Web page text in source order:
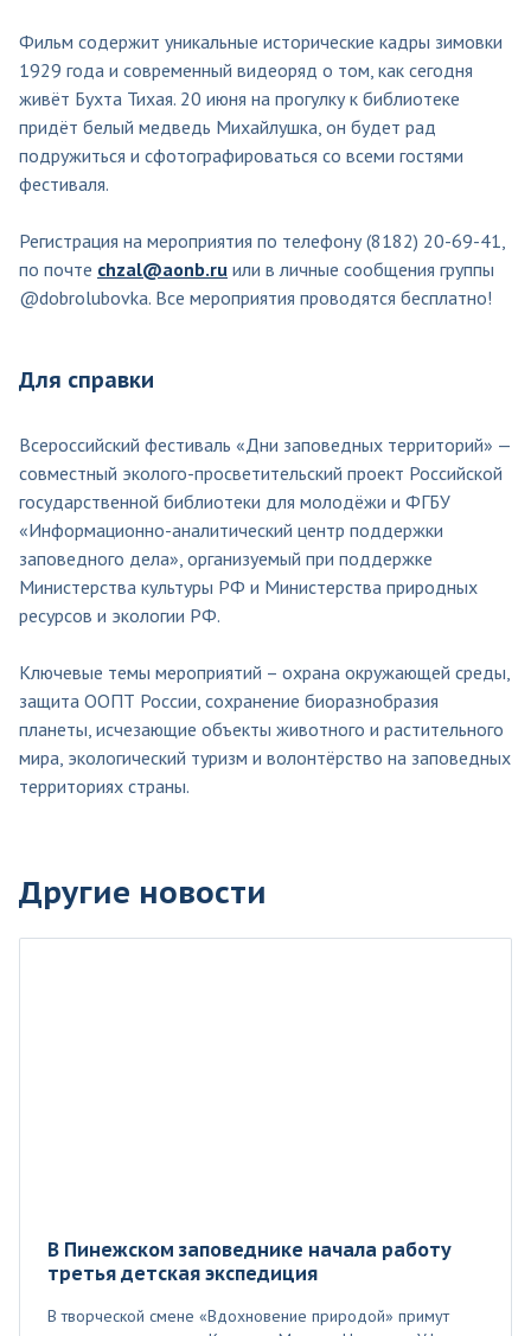
Фильм содержит уникальные исторические кадры зимовки
1929 года и современный видеоряд о том, как сегодня
живёт Бухта Тихая. 20 июня на прогулку к библиотеке
придёт белый медведь Михайлушка, он будет рад
подружиться и сфотографироваться со всеми гостями
фестиваля.
Регистрация на мероприятия по телефону (8182) 20-69-41,
по почте chzal@aonb.ru или в личные сообщения группы
@dobrolubovka. Все мероприятия проводятся бесплатно!
Для справки
Всероссийский фестиваль «Дни заповедных территорий» —
совместный эколого-просветительский проект Российской
государственной библиотеки для молодёжи и ФГБУ
«Информационно-аналитический центр поддержки
заповедного дела», организуемый при поддержке
Министерства культуры РФ и Министерства природных
ресурсов и экологии РФ.
Ключевые темы мероприятий – охрана окружающей среды,
защита ООПТ России, сохранение биоразнобразия
планеты, исчезающие объекты животного и растительного
мира, экологический туризм и волонтёрство на заповедных
территориях страны.
Другие новости
В Пинежском заповеднике начала работу
третья детская экспедиция
В творческой смене «Вдохновение природой» примут